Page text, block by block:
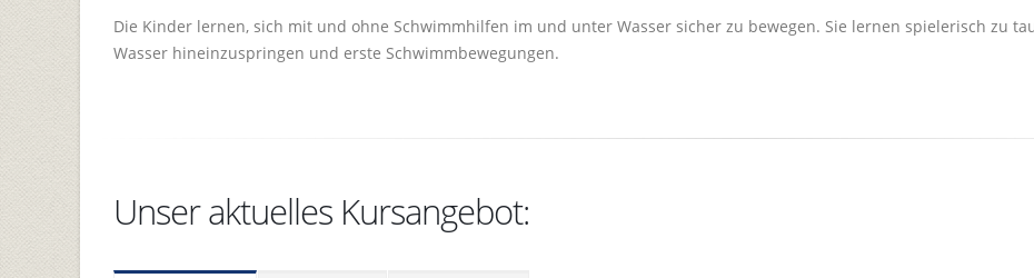
Die Kinder lernen, sich mit und ohne Schwimmhilfen im und unter Wasser sicher zu bewegen. Sie lernen spielerisch zu
Wasser hineinzuspringen und erste Schwimmbewegungen.
Unser aktuelles Kursangebot: